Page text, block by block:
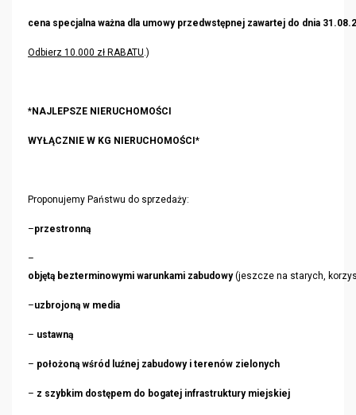
cena specjalna ważna dla umowy przedwstępnej zawartej do dnia
Odbierz 10.000 zł RABATU.)
*NAJLEPSZE NIERUCHOMOŚCI
WYŁĄCZNIE W KG NIERUCHOMOŚCI *
Proponujemy Państwu do sprzedaży:
–przestronną
–
objętą bezterminowymi warunkami zabudowy(jeszcze na starych,
–uzbrojoną w media
– ustawną
– położoną wśród luźnej zabudowy i terenów zielonych
– z szybkim dostępem do bogatej infrastruktury miejskiej